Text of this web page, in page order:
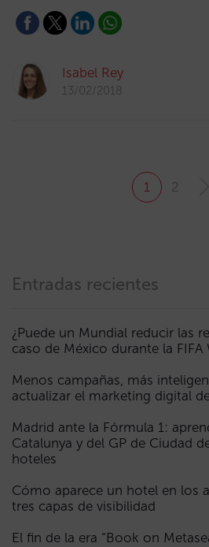
Isabel Rey
13/02/2018
1 2
Entradas recientes
¿Puede un Mundial reducir las
caso de México durante la
Menos campañas, más
actualizar el marketing digital
Madrid ante la Fórmula 1:
Catalunya y del GP de Ciudad
hoteles
Cómo aparece un hotel en los
tres capas de visibilidad
El fin de la era “Book on